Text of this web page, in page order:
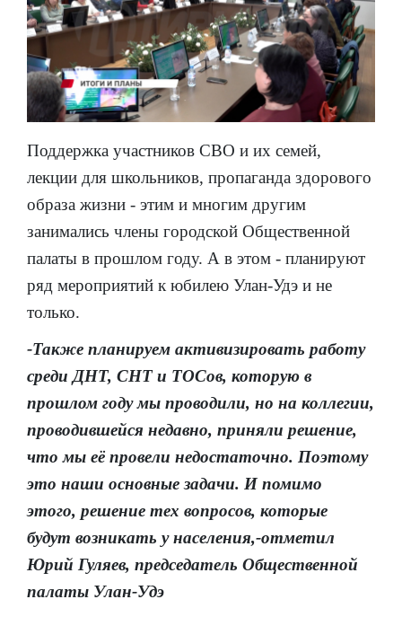
Поддержка участников СВО и их семей,
лекции для школьников, пропаганда здорового
образа жизни - этим и многим другим
занимались члены городской Общественной
палаты в прошлом году. А в этом - планируют
ряд мероприятий к юбилею Улан-Удэ и не
только.
-Также планируем активизировать работу
среди ДНТ, СНТ и ТОСов, которую в
прошлом году мы проводили, но на коллегии,
проводившейся недавно, приняли решение,
что мы её провели недостаточно. Поэтому
это наши основные задачи. И помимо
этого, решение тех вопросов, которые
будут возникать у населения,-отметил
Юрий Гуляев, председатель Общественной
палаты Улан-Удэ